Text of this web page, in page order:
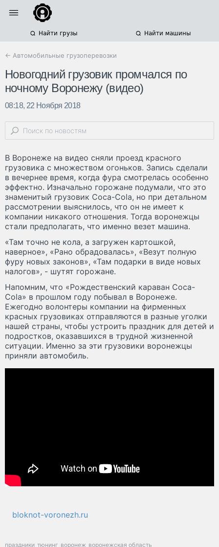
Найти грузы Найти машины
← Автомобильные грузоперевозки
Новогодний грузовик промчался по
ночному Воронежу (видео)
08:18, 22 Ноября 2018
В Воронеже на видео сняли проезд красного
грузовика с множеством огоньков. Запись сделали
в вечернее время, когда фура смотрелась особенно
эффектно. Изначально горожане подумали, что это
знаменитый грузовик Coca-Cola, но при детальном
рассмотрении выяснилось, что он не имеет к
компании никакого отношения. Тогда воронежцы
стали предполагать, что именно везет машина.
«Там точно не кола, а загружен картошкой,
наверное», «Рано обрадовалась», «Везут полную
фуру новых законов», «Там подарки в виде новых
налогов», - шутят горожане.
Напомним, что «Рождественский караван Coca-
Cola» в прошлом году побывал в Воронеже.
Ежегодно волонтеры компании на фирменных
красных грузовиках отправляются в разные уголки
нашей страны, чтобы устроить праздник для детей и
подростков, оказавшихся в трудной жизненной
ситуации. Именно за эти грузовики воронежцы
приняли автомобиль.
bloknot-voronezh.ru
праздники тюнинг воронеж воронежская область